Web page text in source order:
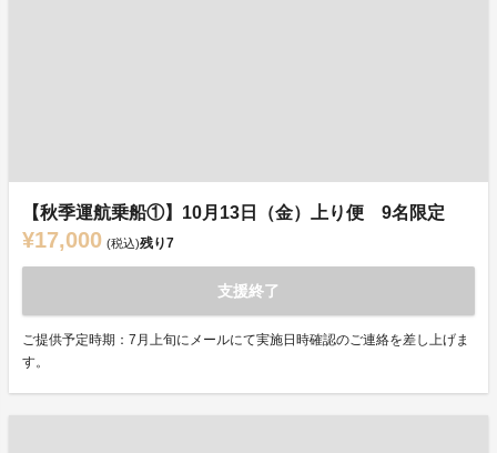
【秋季運航乗船①】10月13日（金）上り便 9名限定
¥17,000 (税込)残り7
支援終了
ご提供予定時期：7月上旬にメールにて実施日時確認のご連絡を差し上げま
す。